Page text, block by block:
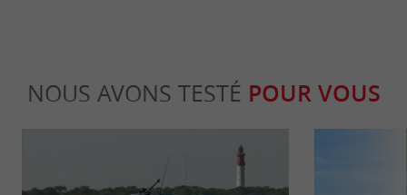
NOUS AVONS TESTÉ POUR VOUS